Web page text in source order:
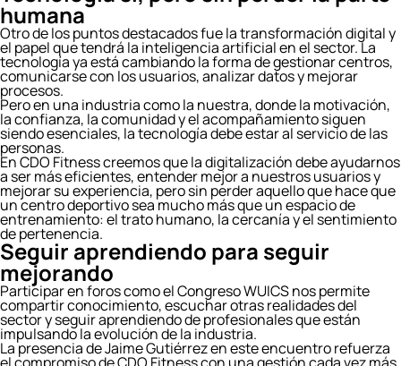
humana
Otro de los puntos destacados fue la transformación digital y
el papel que tendrá la inteligencia artificial en el sector. La
tecnología ya está cambiando la forma de gestionar centros,
comunicarse con los usuarios, analizar datos y mejorar
procesos.
Pero en una industria como la nuestra, donde la motivación,
la confianza, la comunidad y el acompañamiento siguen
siendo esenciales, la tecnología debe estar al servicio de las
personas.
En CDO Fitness creemos que la digitalización debe ayudarnos
a ser más eficientes, entender mejor a nuestros usuarios y
mejorar su experiencia, pero sin perder aquello que hace que
un centro deportivo sea mucho más que un espacio de
entrenamiento: el trato humano, la cercanía y el sentimiento
de pertenencia.
Seguir aprendiendo para seguir
mejorando
Participar en foros como el Congreso WUICS nos permite
compartir conocimiento, escuchar otras realidades del
sector y seguir aprendiendo de profesionales que están
impulsando la evolución de la industria.
La presencia de Jaime Gutiérrez en este encuentro refuerza